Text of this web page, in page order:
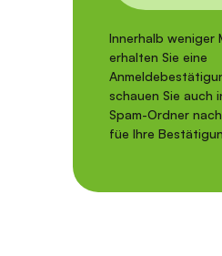
Innerhalb weniger
erhalten Sie eine
schauen Sie auch
Spam-Ordner
füe Ihre